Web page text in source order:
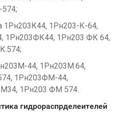
1Рн203К44, 1Рн203-К-64,
1Рн203ФК44, 1Рн203 ФК 64,
44, 1Рн203М.64,
1Рн203ФМ-44,
1Рн203 ФМ 574.
гидрораспрделеителей